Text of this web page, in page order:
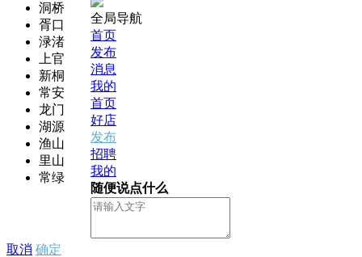
洞桥
胥口
渌渚
上官
新桐
常安
龙门
湖源
渔山
里山
常绿
全局导航
首页
发布
消息
我的
首页
好店
发布
招聘
我的
随便说点什么
取消 确定